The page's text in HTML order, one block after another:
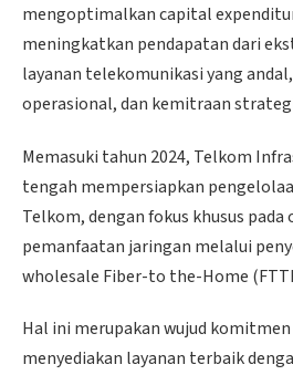
mengoptimalkan capital
meningkatkan pendapatan dari
layanan telekomunikasi yang
operasional, dan kemitraan
Memasuki tahun 2024, Telkom
tengah mempersiapkan
Telkom, dengan fokus khusus
pemanfaatan jaringan melalui
wholesale Fiber-to the-Home
Hal ini merupakan wujud
menyediakan layanan terbaik